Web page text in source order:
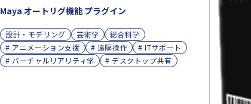
Maya オートリグ機能 プラグイン
設計・モデリング 芸術学
総合科学
# アニメーション支援
# 遠隔操作
# ITサポート
# バーチャルリアリティ学
# デスクトップ共有